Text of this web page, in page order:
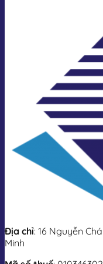
hoàn toàn
Với dạng
mở theo tín
kiểm soát lưu
Khi van đạt đến vị trí
điện để bảo vệ thiết
sử dụng tay quay để
Bộ điều
van nào?
Bộ điều khiển động
tiếp lên nhiều loại
trình đóng/mở theo
Van bướm
PCCC. Nhờ
Địa chỉ: 16 Nguyễn
Minh